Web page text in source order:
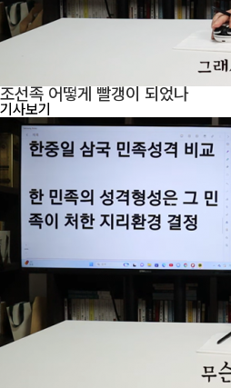
조선족 어떻게 빨갱이 되었나
기사보기